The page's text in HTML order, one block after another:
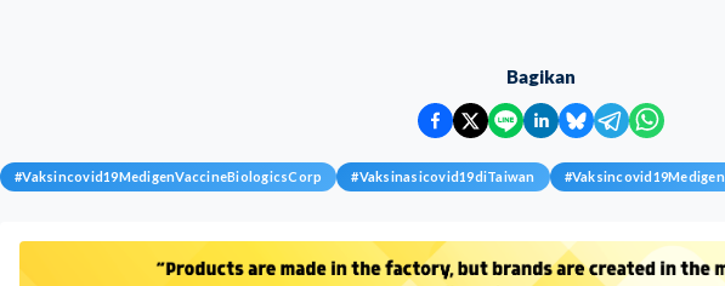
Bagikan
#Vaksincovid19MedigenVaccineBiologicsCorp #Vaksinasicovid19diTaiwan #Vaksincovid19Medigen